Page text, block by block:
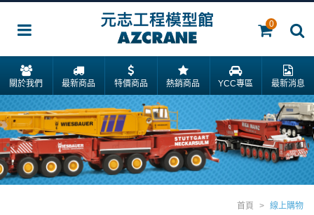
0
關於我們 最新商品 特價商品 熱銷商品 YCC專區 最新消息
首頁 > 線上購物